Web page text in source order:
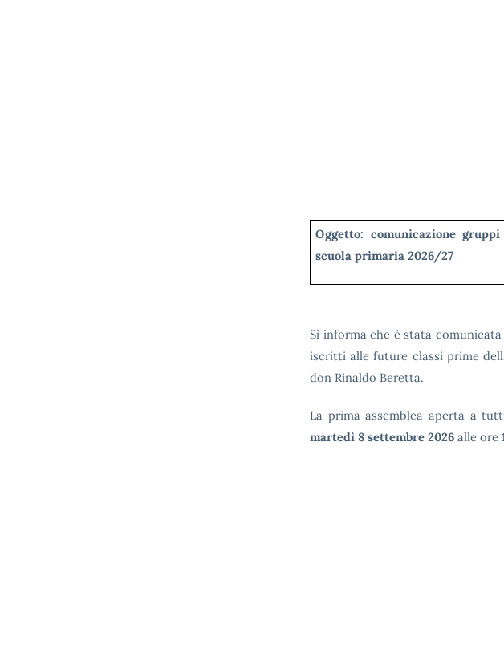
Oggetto: comunicazione
scuola primaria 2026/27
Si informa che è stata
iscritti alle future classi prime
don Rinaldo Beretta.
La prima assemblea aperta a
martedì 8 settembre 2026 alle ore